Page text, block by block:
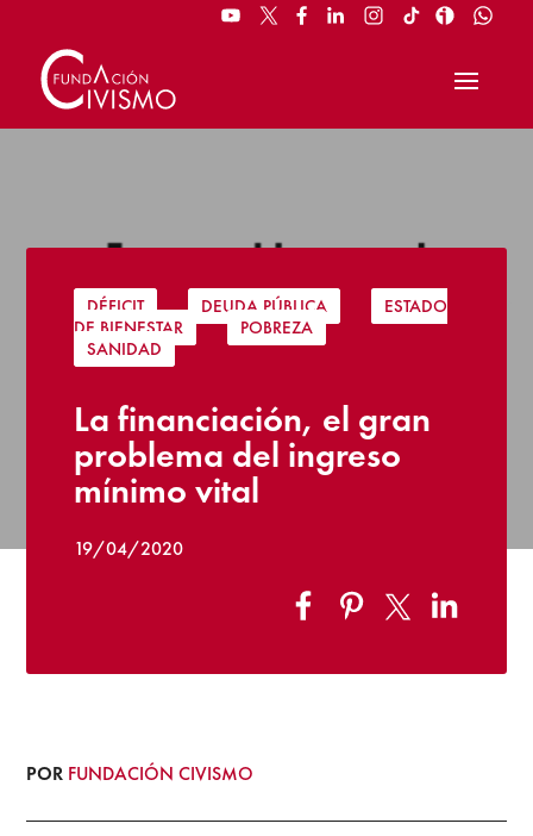
DÉFICIT | DEUDA PÚBLICA
ESTADO
DE BIENESTAR
| POBREZA
|
SANIDAD
La financiación, el gran
problema del ingreso
mínimo vital
19/04/2020
POR FUNDACIÓN CIVISMO